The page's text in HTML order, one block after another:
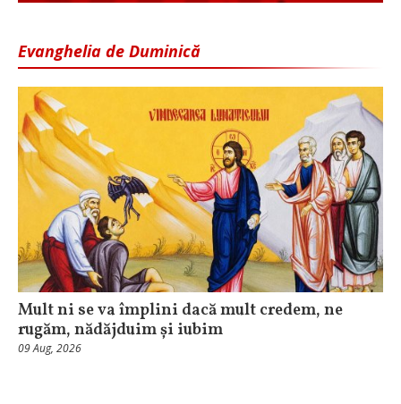
Evanghelia de Duminică
Mult ni se va împlini dacă mult credem, ne
rugăm, nădăjduim și iubim
09 Aug, 2026